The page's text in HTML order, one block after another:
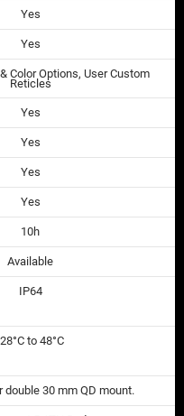
Yes
Yes
Color Options, User Custom
Reticles
Yes
Yes
Yes
Yes
10h
Available
IP64
to 48°C
double 30 mm QD mount.